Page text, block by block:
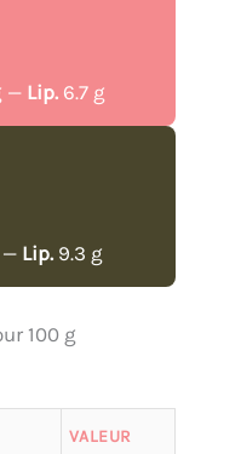
— Lip. 6.7 g
— Lip. 9.3 g
100 g
VALEUR